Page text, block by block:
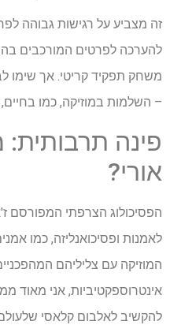
זה מצביע על רגישות גבוהה
להערכה לפרטים המורכבים
משחק תפקיד קריטי. אך שימו
– השלמות במוזיקה, כמו
פינה תרבותית:
אורי?
הפסיכולוג הצרפתי המפורסם
לאמנות ופסיכואנליזה, כמו
המוזיקה עם צליליהם
אינטרוספקטיביות, אני מאוד
להקשיב לאלבום קלאסי